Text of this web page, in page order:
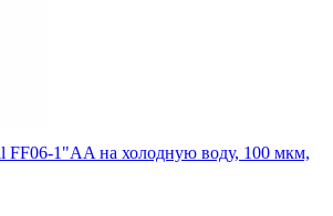
FF06-1"AA на холодную воду, 100 мкм,